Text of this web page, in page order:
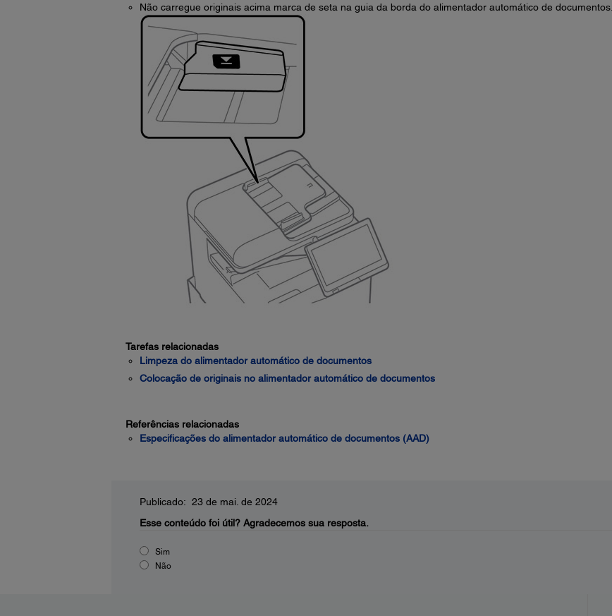
Não carregue originais acima marca de seta na guia da borda do alimentador automático de documentos.
Tarefas relacionadas
Limpeza do alimentador automático de documentos
Colocação de originais no alimentador automático de documentos
Referências relacionadas
Especificações do alimentador automático de documentos (AAD)
Publicado: 23 de mai. de 2024
Esse conteúdo foi útil? Agradecemos sua resposta.
Sim
Não